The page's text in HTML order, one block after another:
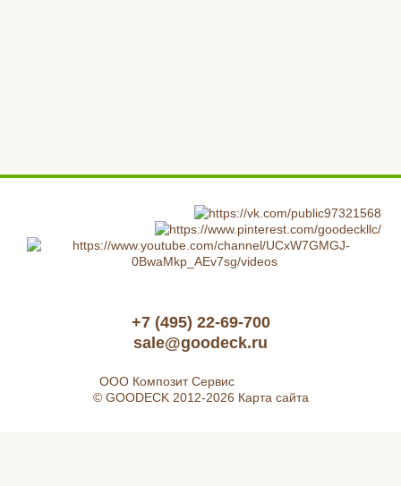
+7 (495) 22-69-700
sale@goodeck.ru
ООО Композит Сервис
© GOODECK 2012-2026 Карта сайта